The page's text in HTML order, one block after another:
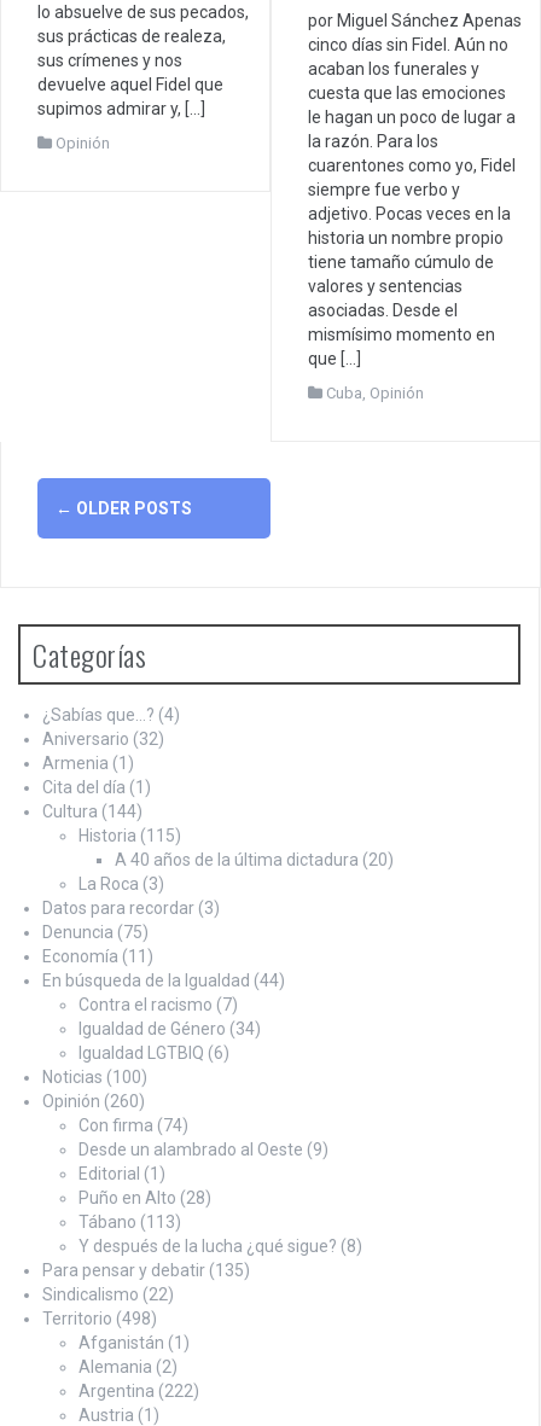
lo absuelve de sus pecados,
sus prácticas de realeza,
sus crímenes y nos
devuelve aquel Fidel que
supimos admirar y, […]
Opinión
por Miguel Sánchez Apenas
cinco días sin Fidel. Aún no
acaban los funerales y
cuesta que las emociones
le hagan un poco de lugar a
la razón. Para los
cuarentones como yo, Fidel
siempre fue verbo y
adjetivo. Pocas veces en la
historia un nombre propio
tiene tamaño cúmulo de
valores y sentencias
asociadas. Desde el
mismísimo momento en
que […]
Cuba Opinión
Posts
navigation
← OLDER POSTS
Categorías
¿Sabías que…? (4)
Aniversario (32)
Armenia (1)
Cita del día (1)
Cultura (144)
Historia (115)
A 40 años de la última dictadura (20)
La Roca (3)
Datos para recordar (3)
Denuncia (75)
Economía (11)
En búsqueda de la Igualdad (44)
Contra el racismo (7)
Igualdad de Género (34)
Igualdad LGTBIQ (6)
Noticias (100)
Opinión (260)
Con firma (74)
Desde un alambrado al Oeste (9)
Editorial (1)
Puño en Alto (28)
Tábano (113)
Y después de la lucha ¿qué sigue? (8)
Para pensar y debatir (135)
Sindicalismo (22)
Territorio (498)
Afganistán (1)
Alemania (2)
Argentina (222)
Austria (1)